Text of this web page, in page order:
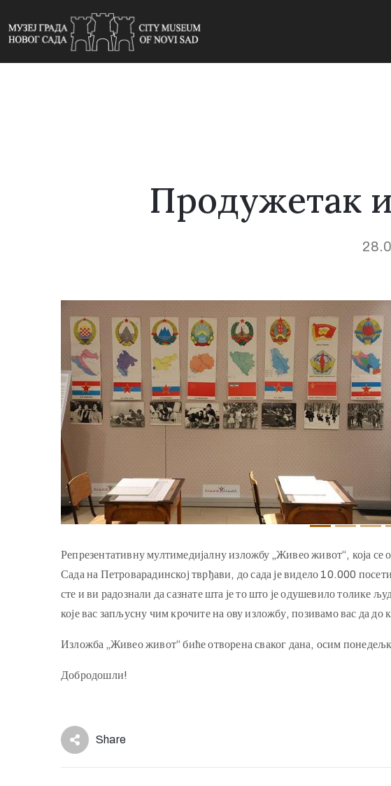
Продужетак
Репрезентативну мултимедијалну изложбу „Живео живот“, која
Сада на Петроварадинској тврђави, до сада је видело 10.000
сте и ви радознали да сазнате шта је то што је одушевило толике
које вас запљусну чим крочите на ову изложбу, позивамо вас да до
Изложба „Живео живот“ биће отворена сваког дана, осим
Добродошли!
Share